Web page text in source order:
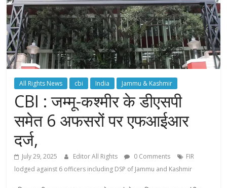
All Rights News cbi India Jammu & Kashmir
CBI : जम्मू-कश्मीर के डीएसपी
समेत 6 अफसरों पर एफआईआर
दर्ज,
July 29, 2025 Editor All Rights 0 Comments
FIR
lodged against 6 officers including DSP of Jammu and Kashmir